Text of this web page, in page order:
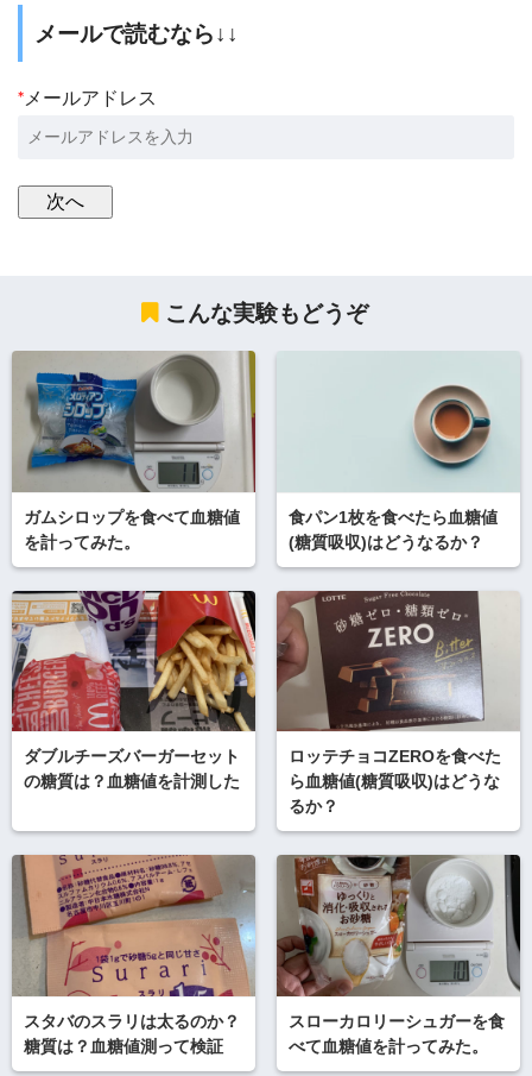
メールで読むなら↓↓
* メールアドレス
こんな実験もどうぞ
ガムシロップを食べて血糖値
を計ってみた。
食パン1枚を食べたら血糖値
(糖質吸収)はどうなるか？
ダブルチーズバーガーセット
の糖質は？血糖値を計測した
ロッテチョコZEROを食べた
ら血糖値(糖質吸収)はどうな
るか？
スタバのスラリは太るのか？
糖質は？血糖値測って検証
スローカロリーシュガーを食
べて血糖値を計ってみた。